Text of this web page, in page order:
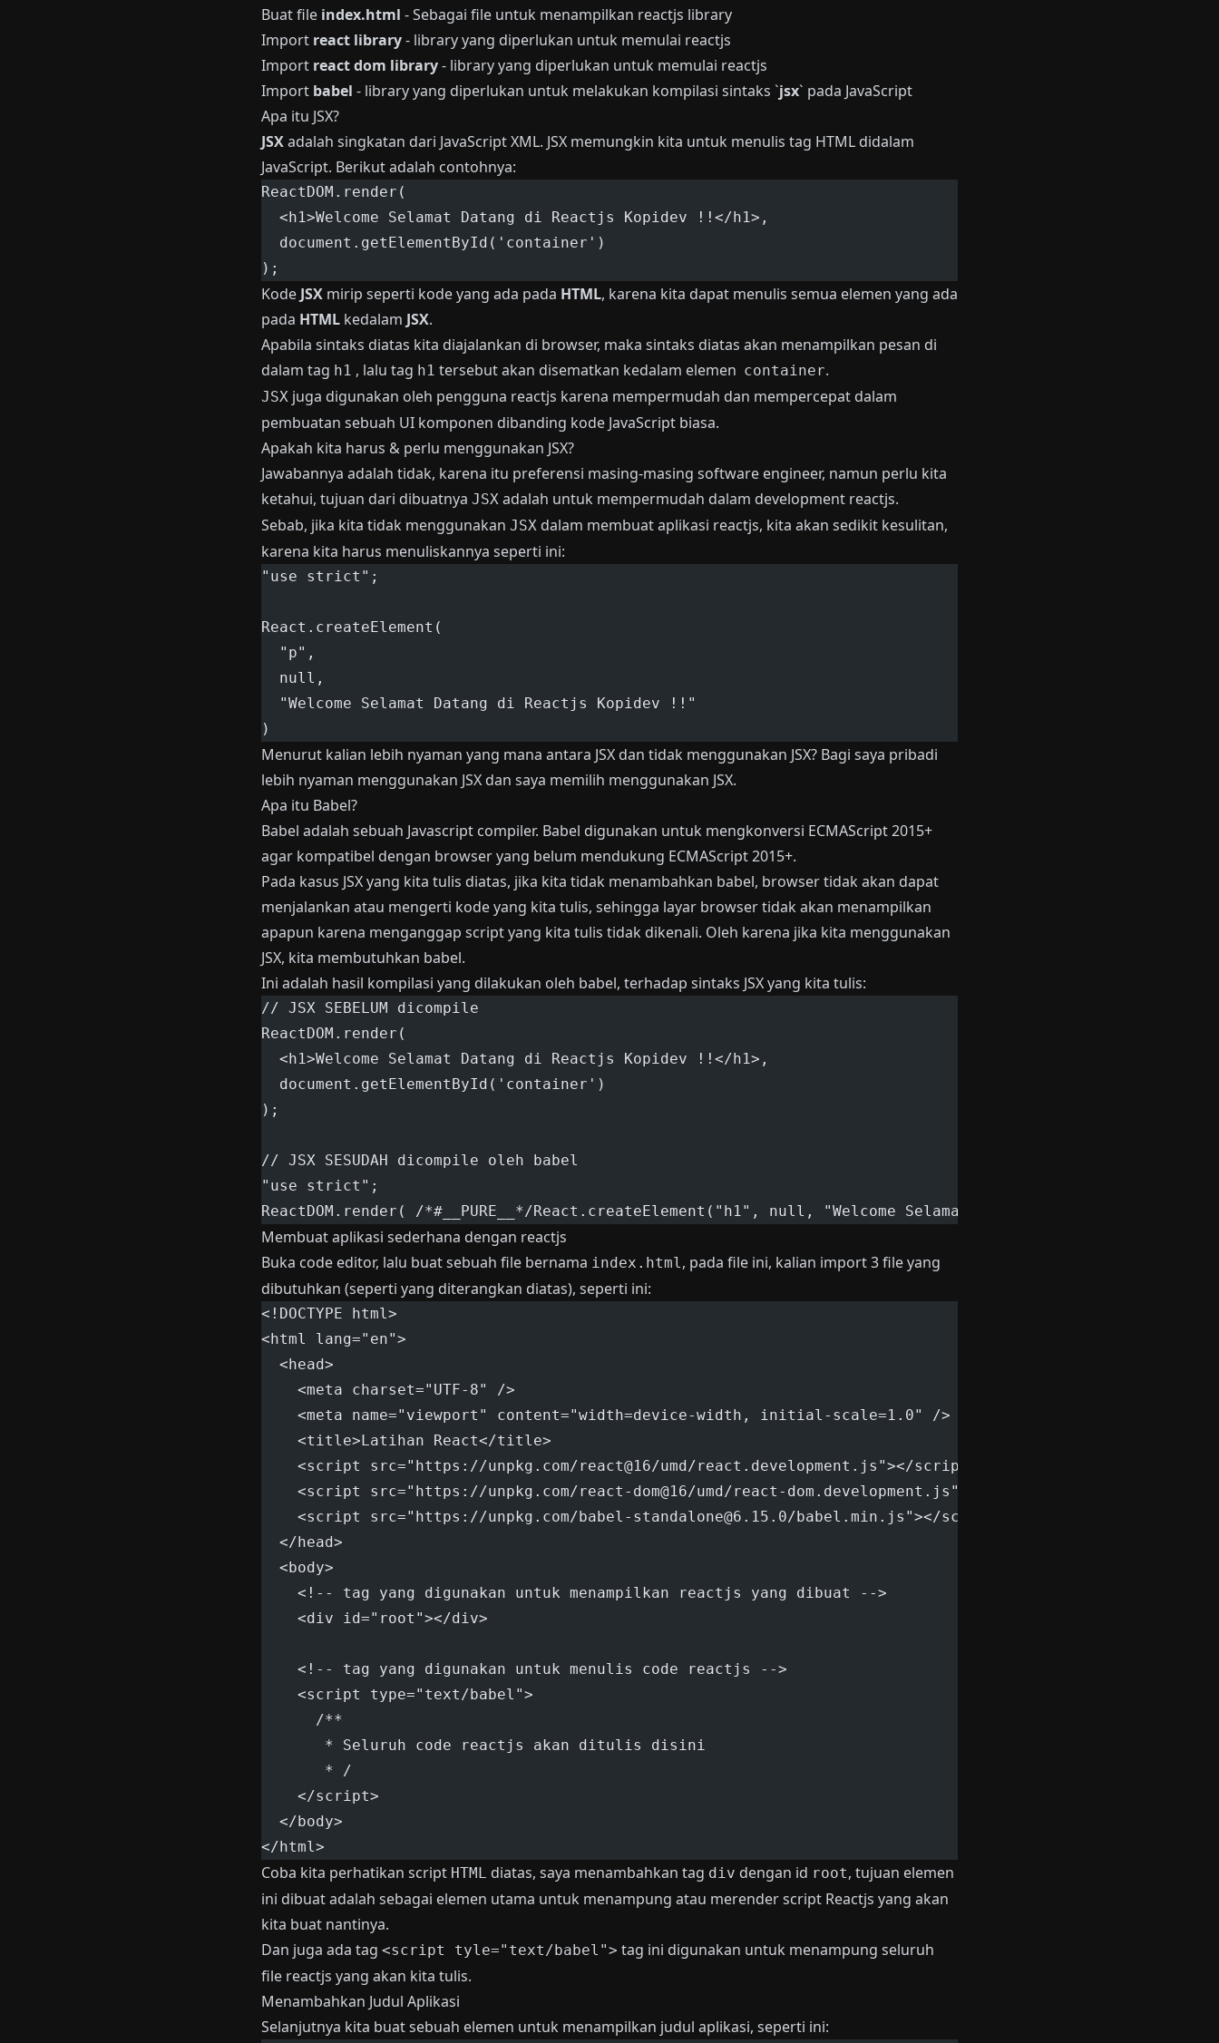
Buat file index.html - Sebagai file untuk menampilkan reactjs library
Import react library- library yang diperlukan untuk memulai reactjs
Import react dom library- library yang diperlukan untuk memulai reactjs
Import babel - library yang diperlukan untuk melakukan kompilasi sintaks `jsx` pada JavaScript
Apa itu JSX?
JSXadalah singkatan dari JavaScript XML. JSX memungkin kita untuk menulis tag HTML didalam
JavaScript. Berikut adalah contohnya:
ReactDOM.render(
  <h1>Welcome Selamat Datang di Reactjs Kopidev !!</h1>,
  document.getElementById('container')
);
Kode JSX mirip seperti kode yang ada pada HTML, karena kita dapat menulis semua elemen yang ada
pada HTML kedalam JSX.
Apabila sintaks diatas kita diajalankan di browser, maka sintaks diatas akan menampilkan pesan di
dalam tag h1 , lalu tag h1 tersebut akan disematkan kedalam elemen container.
JSX juga digunakan oleh pengguna reactjs karena mempermudah dan mempercepat dalam
pembuatan sebuah UI komponen dibanding kode JavaScript biasa.
Apakah kita harus & perlu menggunakan JSX?
Jawabannya adalah tidak, karena itu preferensi masing-masing software engineer, namun perlu kita
ketahui, tujuan dari dibuatnya JSX adalah untuk mempermudah dalam development reactjs.
Sebab, jika kita tidak menggunakan JSX dalam membuat aplikasi reactjs, kita akan sedikit kesulitan,
karena kita harus menuliskannya seperti ini:
"use strict";
React.createElement(
  "p",
  null,
  "Welcome Selamat Datang di Reactjs Kopidev !!"
)
Menurut kalian lebih nyaman yang mana antara JSX dan tidak menggunakan JSX? Bagi saya pribadi
lebih nyaman menggunakan JSX dan saya memilih menggunakan JSX.
Apa itu Babel?
Babel adalah sebuah Javascript compiler. Babel digunakan untuk mengkonversi ECMAScript 2015+
agar kompatibel dengan browser yang belum mendukung ECMAScript 2015+.
Pada kasus JSX yang kita tulis diatas, jika kita tidak menambahkan babel, browser tidak akan dapat
menjalankan atau mengerti kode yang kita tulis, sehingga layar browser tidak akan menampilkan
apapun karena menganggap script yang kita tulis tidak dikenali. Oleh karena jika kita menggunakan
JSX, kita membutuhkan babel.
Ini adalah hasil kompilasi yang dilakukan oleh babel, terhadap sintaks JSX yang kita tulis:
// JSX SEBELUM dicompile
ReactDOM.render(
  <h1>Welcome Selamat Datang di Reactjs Kopidev !!</h1>,
  document.getElementById('container')
);
// JSX SESUDAH dicompile oleh babel
"use strict";
ReactDOM.render( /*#__PURE__*/React.createElement("h1", null, "Welcome Selamat Datang di Reactjs
Membuat aplikasi sederhana dengan reactjs
Buka code editor, lalu buat sebuah file bernama index.html, pada file ini, kalian import 3 file yang
dibutuhkan (seperti yang diterangkan diatas), seperti ini:
<!DOCTYPE html>
<html lang="en">
  <head>
    <meta charset="UTF-8" />
    <meta name="viewport" content="width=device-width, initial-scale=1.0" />
    <title>Latihan React</title>
    <script src="https://unpkg.com/react@16/umd/react.development.js"></script>
    <script src="https://unpkg.com/react-dom@16/umd/react-dom.development.js"></script>
    <script src="https://unpkg.com/
babel-standalone@6.15.0/babel.min.js"></script>
  </head>
  <body>
    <!-- tag yang digunakan untuk menampilkan reactjs yang dibuat -->
    <div id="root"></div>
    <!-- tag yang digunakan untuk menulis code reactjs -->
    <script type="text/babel">
      /**
       * Seluruh code reactjs akan ditulis disini
       * /
    </script>
  </body>
</html>
Coba kita perhatikan script HTML diatas, saya menambahkan tag div dengan id root, tujuan elemen
ini dibuat adalah sebagai elemen utama untuk menampung atau merender script Reactjs yang akan
kita buat nantinya.
Dan juga ada tag <script tyle="text/babel"> tag ini digunakan untuk menampung seluruh
file reactjs yang akan kita tulis.
Menambahkan Judul Aplikasi
Selanjutnya kita buat sebuah elemen untuk menampilkan judul aplikasi, seperti ini: